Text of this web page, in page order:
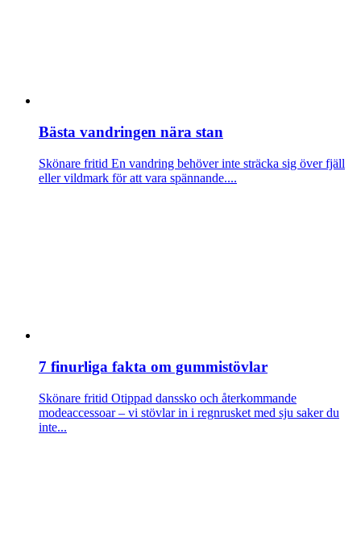
Bästa vandringen nära stan
Skönare fritid En vandring behöver inte sträcka sig över fjäll
eller vildmark för att vara spännande....
7 finurliga fakta om gummistövlar
Skönare fritid Otippad danssko och återkommande
modeaccessoar – vi stövlar in i regnrusket med sju saker du
inte...